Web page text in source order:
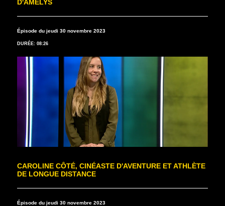
D'AMÉLYS
Épisode du jeudi 30 novembre 2023
DURÉE: 08:26
CAROLINE CÔTÉ, CINÉASTE D'AVENTURE ET ATHLÈTE
DE LONGUE DISTANCE
Épisode du jeudi 30 novembre 2023